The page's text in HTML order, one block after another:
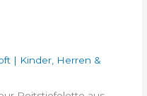
| Kinder, Herren &